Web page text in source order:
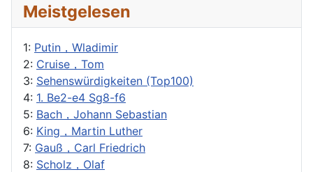
Meistgelesen
1: Putin，Wladimir
2: Cruise，Tom
3: Sehenswürdigkeiten (Top100)
4: 1. Be2-e4 Sg8-f6
5: Bach，Johann Sebastian
6: King，Martin Luther
7: Gauß，Carl Friedrich
8: Scholz，Olaf